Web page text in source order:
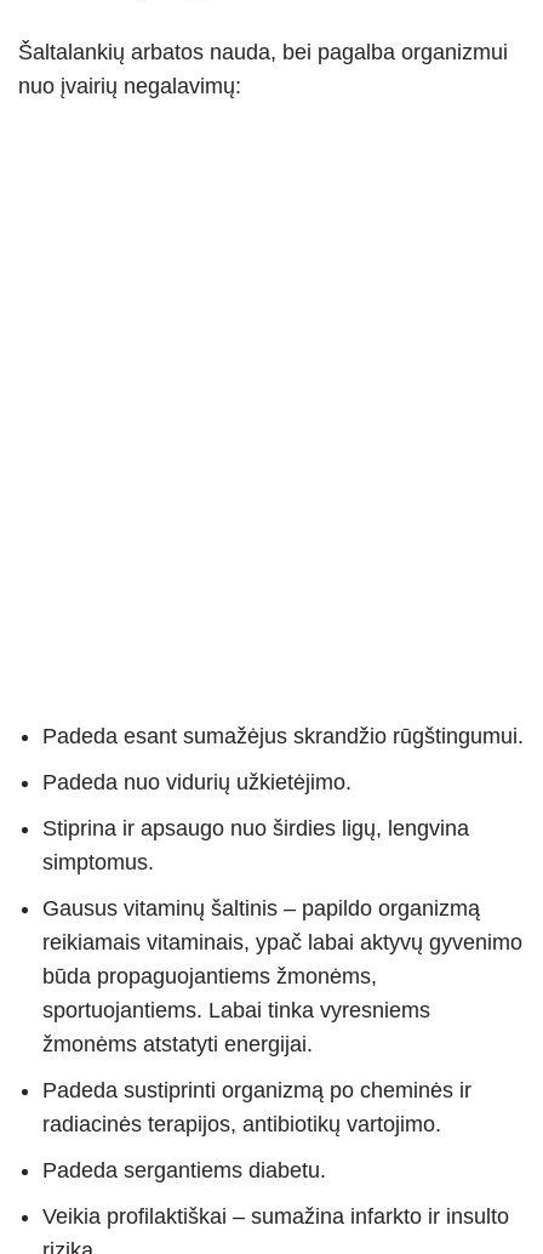
Šaltalankių arbatos nauda, bei pagalba organizmui
nuo įvairių negalavimų:
Padeda esant sumažėjus skrandžio rūgštingumui.
Padeda nuo vidurių užkietėjimo.
Stiprina ir apsaugo nuo širdies ligų, lengvina
simptomus.
Gausus vitaminų šaltinis – papildo organizmą
reikiamais vitaminais, ypač labai aktyvų gyvenimo
būda propaguojantiems žmonėms,
sportuojantiems. Labai tinka vyresniems
žmonėms atstatyti energijai.
Padeda sustiprinti organizmą po cheminės ir
radiacinės terapijos, antibiotikų vartojimo.
Padeda sergantiems diabetu.
Veikia profilaktiškai – sumažina infarkto ir insulto